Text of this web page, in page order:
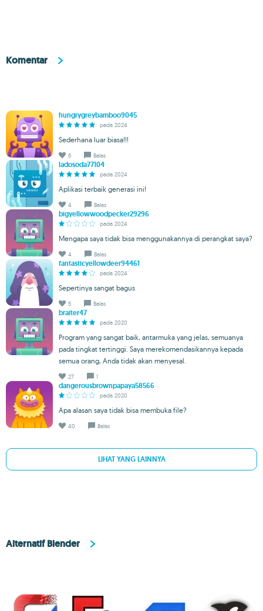
Komentar
hungrygreybamboo9045
pada 2024
Sederhana luar biasa!!!
6 Balas
ladosoda77104
pada 2024
Aplikasi terbaik generasi ini!
4 Balas
bigyellowwoodpecker29296
pada 2024
Mengapa saya tidak bisa menggunakannya di perangkat saya?
4 Balas
fantasticyellowdeer94461
pada 2024
Sepertinya sangat bagus
5 Balas
braiter47
pada 2020
Program yang sangat baik, antarmuka yang jelas, semuanya
pada tingkat tertinggi. Saya merekomendasikannya kepada
semua orang, Anda tidak akan menyesal.
27 1
dangerousbrownpapaya58566
pada 2020
Apa alasan saya tidak bisa membuka file?
40 Balas
LIHAT YANG LAINNYA
Alternatif Blender